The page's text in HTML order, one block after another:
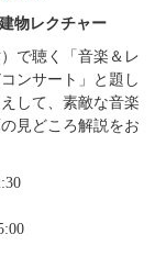
物レクチャー
で聴く「音楽＆レ
ンサート」と題し
して、素敵な音楽
見どころ解説をお